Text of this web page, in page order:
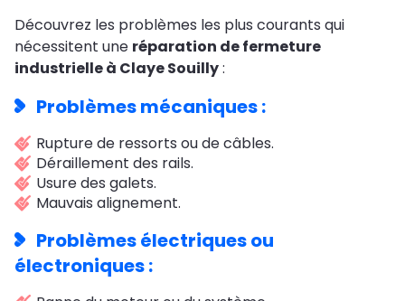
Découvrez les problèmes les plus courants qui
nécessitent une réparation de fermeture
industrielle à Claye Souilly:
Problèmes mécaniques :
Rupture de ressorts ou de câbles.
Déraillement des rails.
Usure des galets.
Mauvais alignement.
Problèmes électriques ou
électroniques :